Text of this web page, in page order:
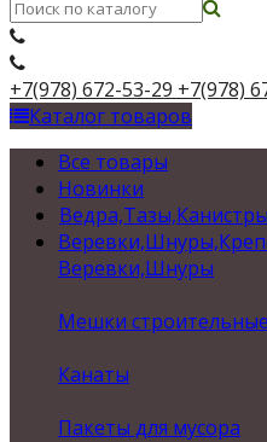
+7(978) 672-53-29 +7(978)
Каталог товаров
Все товары
Новинки
Ведра,Тазы,Канистры
Веревки,Шнуры
Мешки строительные
Канаты
Пакеты для мусора